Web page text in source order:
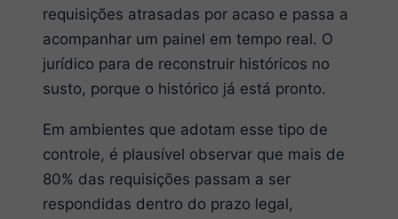
requisições atrasadas por acaso e passa a
acompanhar um painel em tempo real. O
jurídico para de reconstruir históricos no
susto, porque o histórico já está pronto.
Em ambientes que adotam esse tipo de
controle, é plausível observar que mais de
80% das requisições passam a ser
respondidas dentro do prazo legal,